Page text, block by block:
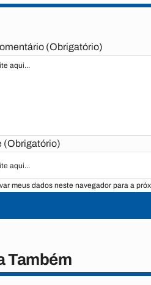
(Obrigatório)
(Obrigatório)
meus dados neste navegador para a
Também